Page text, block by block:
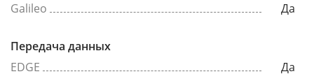
Galileo
Да
Передача данных
EDGE
Да